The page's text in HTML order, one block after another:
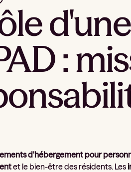
:
d'hébergement pour
et le bien-être des résidents. Les